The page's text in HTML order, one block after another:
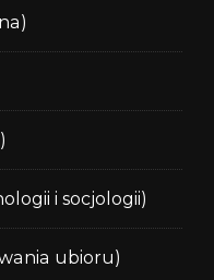
i socjologii)
ubioru)